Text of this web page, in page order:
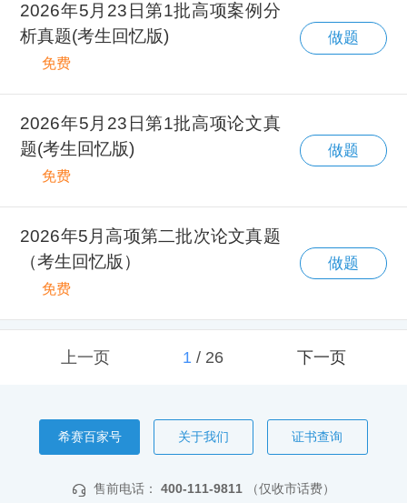
2026年5月23日第1批高项案例分
析真题(考生回忆版)
免费
做题
2026年5月23日第1批高项论文真
题(考生回忆版)
免费
做题
2026年5月高项第二批次论文真题
（考生回忆版）
免费
做题
上一页 1/ 26 下一页
希赛百家号 关于我们 证书查询
售前电话： 400-111-9811 （仅收市话费）